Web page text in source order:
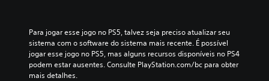
Para jogar esse jogo no PS5, talvez seja preciso atualizar seu
sistema com o software do sistema mais recente. É possível
jogar esse jogo no PS5, mas alguns recursos disponíveis no PS4
podem estar ausentes. Consulte PlayStation.com/bc para obter
mais detalhes.